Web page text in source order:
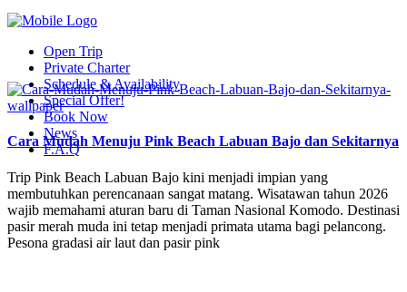
Open Trip
Private Charter
Schedule & Availability
Special Offer!
Book Now
News
F.A.Q
Cara Mudah Menuju Pink Beach Labuan Bajo dan Sekitarnya
Trip Pink Beach Labuan Bajo kini menjadi impian yang
membutuhkan perencanaan sangat matang. Wisatawan tahun 2026
wajib memahami aturan baru di Taman Nasional Komodo. Destinasi
pasir merah muda ini tetap menjadi primata utama bagi pelancong.
Pesona gradasi air laut dan pasir pink